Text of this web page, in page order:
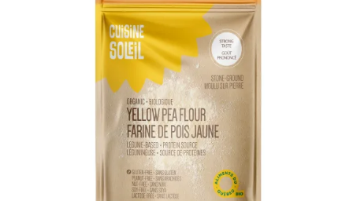
ADD TO CART / DETAILS